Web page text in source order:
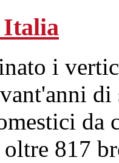
Italia
i
da
817